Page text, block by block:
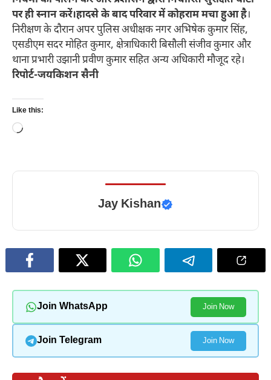
पर ही स्नान करें।हादसे के बाद परिवार में कोहराम मचा हुआ है।
निरीक्षण के दौरान अपर पुलिस अधीक्षक नगर अभिषेक कुमार सिंह,
एसडीएम सदर मोहित कुमार, क्षेत्राधिकारी बिसौली संजीव कुमार और
थाना प्रभारी उझानी प्रवीण कुमार सहित अन्य अधिकारी मौजूद रहे।
रिपोर्ट-जयकिशन सैनी
Like this:
Loading…
Jay Kishan
Join WhatsApp Join Now
Join Telegram Join Now